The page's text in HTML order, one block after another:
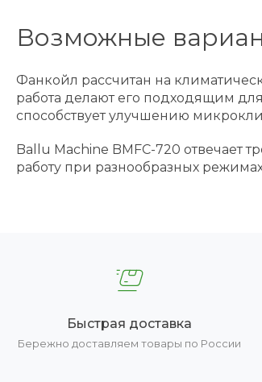
Возможные
Фанкойл рассчитан на
работа делают его подходящим
способствует улучшению
Ballu Machine BMFC-720
работу при разнообразных
Быстрая доставка
Бережно доставляем товары по России